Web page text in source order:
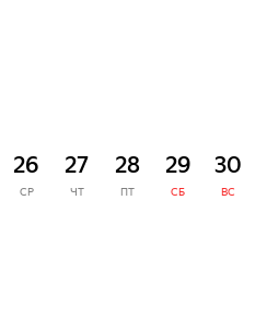
26
СР
27
ЧТ
28
ПТ
29
СБ
30
ВС